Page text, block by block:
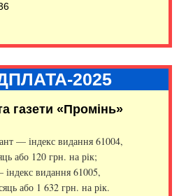
2025
газети «Промінь»
— індекс видання 61004,
або 120 грн. на рік;
індекс видання 61005,
або 1 632 грн. на рік.